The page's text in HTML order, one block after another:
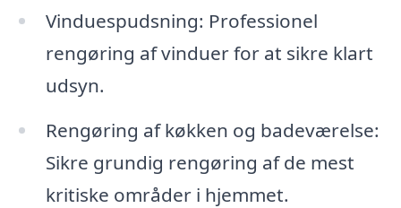
Vinduespudsning: Professionel
rengøring af vinduer for at sikre klart
udsyn.
Rengøring af køkken og badeværelse:
Sikre grundig rengøring af de mest
kritiske områder i hjemmet.